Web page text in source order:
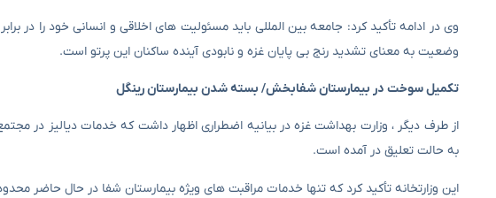
وی در ادامه تأکید کرد: جامعه بین المللی باید مسئولیت های اخلاقی و انسانی خود را در
وضعیت به معنای تشدید رنج بی پایان غزه و نابودی آینده ساکنان این پرتو است.
تکمیل سوخت در بیمارستان شفابخش/ بسته شدن بیمارستان رینگل
از طرف دیگر ، وزارت بهداشت غزه در بیانیه اضطراری اظهار داشت که خدمات دیالیز در
به حالت تعلیق در آمده است.
این وزارتخانه تأکید کرد که تنها خدمات مراقبت های ویژه بیمارستان شفا در حال حاضر